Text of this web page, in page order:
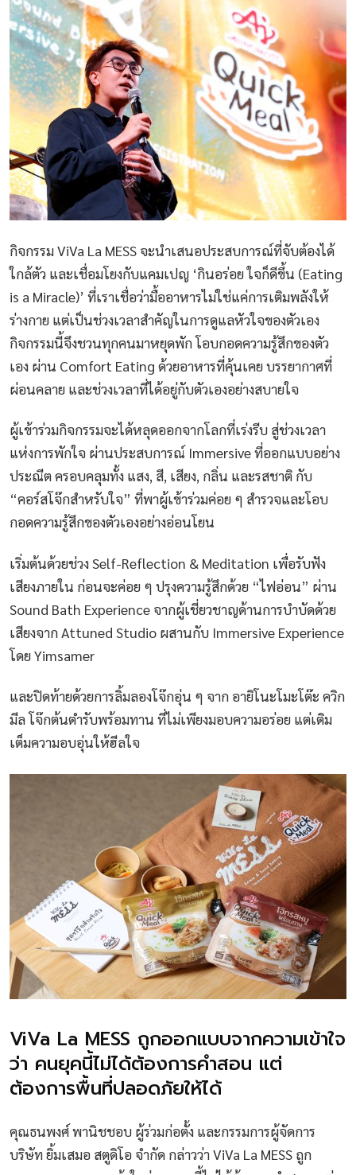
กิจกรรม ViVa La MESS จะนำเสนอประสบการณ์ที่จับต้องได้
ใกล้ตัว และเชื่อมโยงกับแคมเปญ ‘กินอร่อย ใจก็ดีขึ้น (Eating
is a Miracle)’ ที่เราเชื่อว่ามื้ออาหารไม่ใช่แค่การเติมพลังให้
ร่างกาย แต่เป็นช่วงเวลาสำคัญในการดูแลหัวใจของตัวเอง
กิจกรรมนี้จึงชวนทุกคนมาหยุดพัก โอบกอดความรู้สึกของตัว
เอง ผ่าน Comfort Eating ด้วยอาหารที่คุ้นเคย บรรยากาศที่
ผ่อนคลาย และช่วงเวลาที่ได้อยู่กับตัวเองอย่างสบายใจ
ผู้เข้าร่วมกิจกรรมจะได้หลุดออกจากโลกที่เร่งรีบ สู่ช่วงเวลา
แห่งการพักใจ ผ่านประสบการณ์ Immersive ที่ออกแบบอย่าง
ประณีต ครอบคลุมทั้ง แสง, สี, เสียง, กลิ่น และรสชาติ กับ
“คอร์สโจ๊กสำหรับใจ” ที่พาผู้เข้าร่วมค่อย ๆ สำรวจและโอบ
กอดความรู้สึกของตัวเองอย่างอ่อนโยน
เริ่มต้นด้วยช่วง Self-Reflection & Meditation เพื่อรับฟัง
เสียงภายใน ก่อนจะค่อย ๆ ปรุงความรู้สึกด้วย “ไฟอ่อน” ผ่าน
Sound Bath Experience จากผู้เชี่ยวชาญด้านการบำบัดด้วย
เสียงจาก Attuned Studio ผสานกับ Immersive Experience
โดย Yimsamer
และปิดท้ายด้วยการลิ้มลองโจ๊กอุ่น ๆ จาก อายิโนะโมะโต๊ะ ควิก
มีล โจ๊กต้นตำรับพร้อมทาน ที่ไม่เพียงมอบความอร่อย แต่เติม
เต็มความอบอุ่นให้ฮีลใจ
ViVa La MESS ถูกออกแบบจากความเข้าใจ
ว่า คนยุคนี้ไม่ได้ต้องการคำสอน แต่
ต้องการพื้นที่ปลอดภัยให้ได้
คุณธนพงศ์ พานิชชอบ ผู้ร่วมก่อตั้ง และกรรมการผู้จัดการ
บริษัท ยิ้มเสมอ สตูดิโอ จำกัด กล่าวว่า ViVa La MESS ถูก